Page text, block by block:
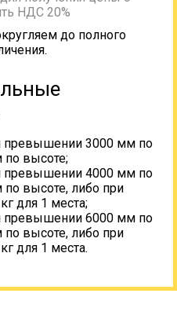
НДС 20%
до полного
превышении 3000 мм по
высоте;
превышении 4000 мм по
высоте, либо при
для 1 места;
превышении 6000 мм по
высоте, либо при
для 1 места.